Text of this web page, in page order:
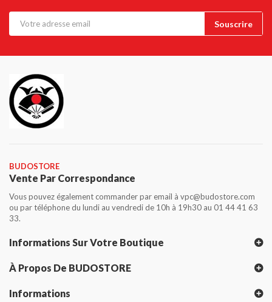
BUDOSTORE
Vente Par Correspondance
Vous pouvez également commander par email à vpc@budostore.com
ou par téléphone du lundi au vendredi de 10h à 19h30 au 01 44 41 63
33.
Informations Sur Votre Boutique
À Propos De BUDOSTORE
Informations